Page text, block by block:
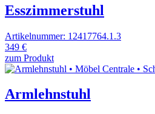
Esszimmerstuhl
Artikelnummer: 12417764.1.3
349 €
zum Produkt
Armlehnstuhl